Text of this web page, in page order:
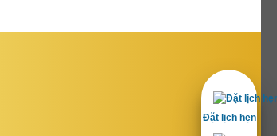
Đặt lịch hẹn